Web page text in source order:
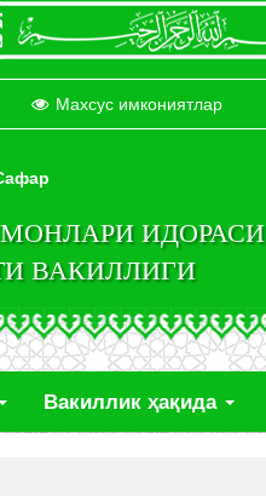
Махсус имкониятлар
ИДОРАСИ
ВАКИЛЛИГИ
Вакиллик ҳақида